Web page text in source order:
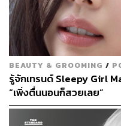
his shows I’m
omparing myself to
hion magazines
ring WOC on his
p in Asia where
e even before the
y one of the
BEAUTY & GROOMING /
รู้จักเทรนด์ Sleepy Girl
“เพิ่งตื่นนอนก็สวยเลย”